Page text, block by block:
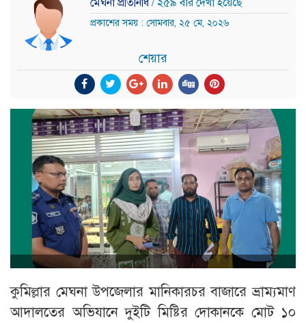
মেঘনা প্রতিনিধি/ ২৫৯ বার দেখা হয়েছে
প্রকাশের সময় : সোমবার, ২৫ মে, ২০২৬
শেয়ার
কুমিল্লার মেঘনা উপজেলার মানিকারচর বাজারে ভ্রাম্যমাণ
আদালতের অভিযানে দুইটি মিষ্টির দোকানকে মোট ১০